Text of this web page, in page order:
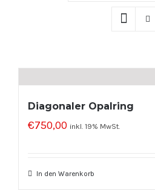
Diagonaler Opalring
€750,00 inkl. 19% MwSt.
In den Warenkorb